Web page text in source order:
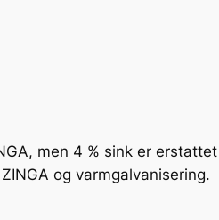
men 4 % sink er
og varmgalvanisering.